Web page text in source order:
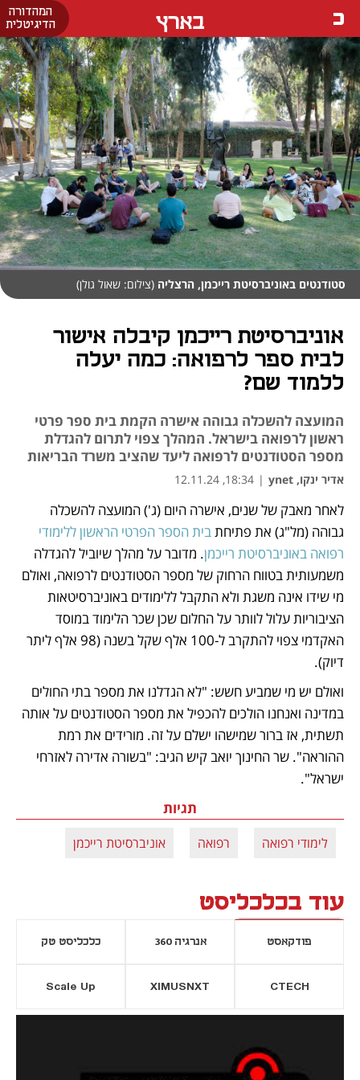
המהדורה
הדיגיטלית
בארץ
סטודנטים באוניברסיטת רייכמן, הרצליה (צילום: שאול גולן)
אוניברסיטת רייכמן קיבלה אישור
לבית ספר לרפואה: כמה יעלה
ללמוד שם?
המועצה להשכלה גבוהה אישרה הקמת בית ספר פרטי
ראשון לרפואה בישראל. המהלך צפוי לתרום להגדלת
מספר הסטודנטים לרפואה ליעד שהציב משרד הבריאות
אדיר ינקו, ynet |
18:34, 12.11.24
גבוהה (מל"ג) את פתיחת
רפואה באוניברסיטת רייכמן
דיוק).
ישראל".
תגיות
לימודי רפואה רפואה אוניברסיטת רייכמן
עוד בכלכליסט
פודקאסט אנרגיה 360 כלכליסט טק
CTECH
XIMUSNXT
Scale Up
נפתח בכרטיסייה חדשה חדשה